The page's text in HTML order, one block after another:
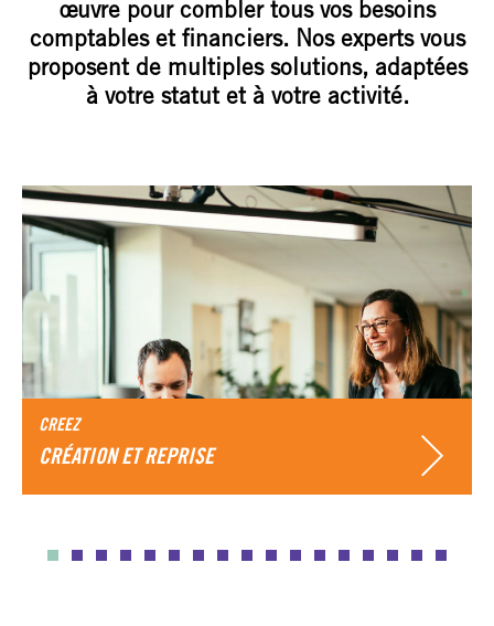
œuvre pour combler tous vos besoins
comptables et financiers. Nos experts vous
proposent de multiples solutions, adaptées
à votre statut et à votre activité.
CREEZ
CRÉATION ET REPRISE